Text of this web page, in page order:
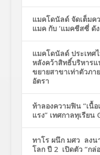
แมคโดนัลด์ จัดเต็มค
แมค กับ ‘แมคชีสซี่ ดั
แมคโดนัลด์ ประเทศ
หลังคว้าสิทธิ์บริหาร
ขยายสาขาเท่าตัวภา
อัตรา
ท้าลองความฟิน “เนื้
แรง” เทศกาลทุเรียน
ทาโร ผนึก มศว ลงน
โลก ปี 2 เปิดตัว “กล่